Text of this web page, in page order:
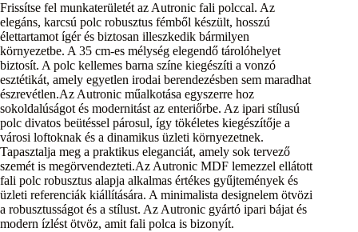
Frissítse fel munkaterületét az Autronic fali polccal. Az
elegáns, karcsú polc robusztus fémből készült, hosszú
élettartamot ígér és biztosan illeszkedik bármilyen
környezetbe. A 35 cm-es mélység elegendő tárolóhelyet
biztosít. A polc kellemes barna színe kiegészíti a vonzó
esztétikát, amely egyetlen irodai berendezésben sem maradhat
észrevétlen.Az Autronic műalkotása egyszerre hoz
sokoldalúságot és modernitást az enteriőrbe. Az ipari stílusú
polc divatos beütéssel párosul, így tökéletes kiegészítője a
városi loftoknak és a dinamikus üzleti környezetnek.
Tapasztalja meg a praktikus eleganciát, amely sok tervező
szemét is megörvendezteti.Az Autronic MDF lemezzel ellátott
fali polc robusztus alapja alkalmas értékes gyűjtemények és
üzleti referenciák kiállítására. A minimalista designelem ötvözi
a robusztusságot és a stílust. Az Autronic gyártó ipari bájat és
modern ízlést ötvöz, amit fali polca is bizonyít.